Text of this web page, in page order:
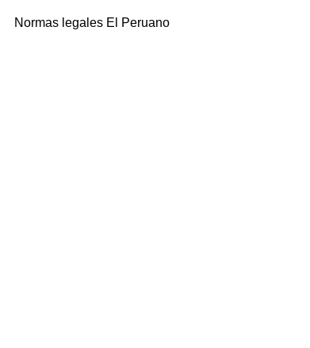
Normas legales El Peruano